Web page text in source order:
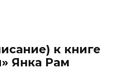
к книге
Янка Рам